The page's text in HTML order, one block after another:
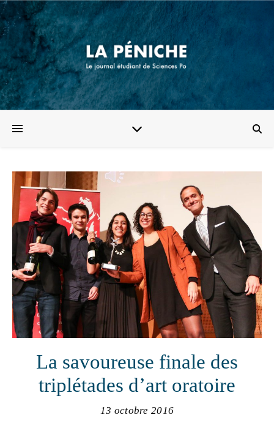
La savoureuse finale des
triplétades d’art oratoire
13 octobre 2016